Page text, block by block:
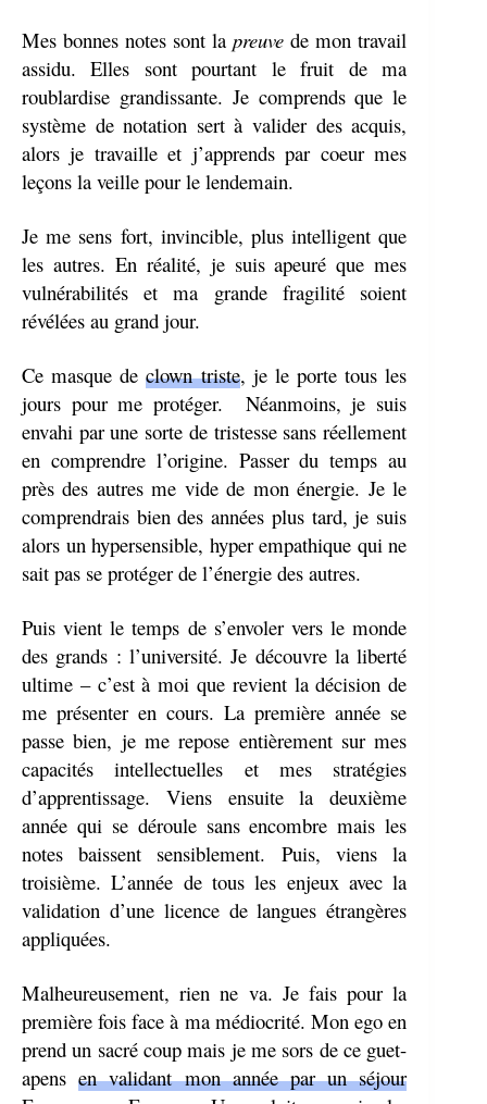
Mes bonnes notes sont lapreuve de mon travail
assidu. Elles sont pourtant le fruit de ma
roublardise grandissante. Je comprends que le
système de notation sert à valider des acquis,
alors je travaille et j’apprends par coeur mes
leçons la veille pour le lendemain.
Je me sens fort, invincible, plus intelligent que
les autres. En réalité, je suis apeuré que mes
vulnérabilités et ma grande fragilité soient
révélées au grand jour.
Ce masque declown triste, je le porte tous les
jours pour me protéger. Néanmoins, je suis
envahi par une sorte de tristesse sans réellement
en comprendre l’origine. Passer du temps au
près des autres me vide de mon énergie. Je le
comprendrais bien des années plus tard, je suis
alors un hypersensible, hyper empathique qui ne
sait pas se protéger de l’énergie des autres.
Puis vient le temps de s’envoler vers le monde
des grands : l’université. Je découvre la liberté
ultime – c’est à moi que revient la décision de
me présenter en cours. La première année se
passe bien, je me repose entièrement sur mes
capacités intellectuelles et mes stratégies
d’apprentissage. Viens ensuite la deuxième
année qui se déroule sans encombre mais les
notes baissent sensiblement. Puis, viens la
troisième. L’année de tous les enjeux avec la
validation d’une licence de langues étrangères
appliquées.
Malheureusement, rien ne va. Je fais pour la
première fois face à ma médiocrité. Mon ego en
prend un sacré coup mais je me sors de ce guet-
apensen validant mon année par un séjour